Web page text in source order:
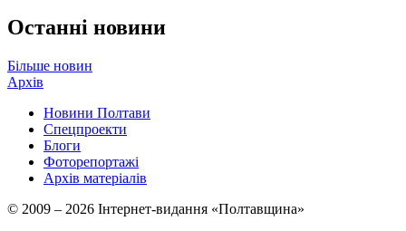
Останні новини
Більше новин
Архів
Новини Полтави
Спецпроекти
Блоги
Фоторепортажі
Архів матеріалів
© 2009 – 2026 Інтернет-видання «Полтавщина»